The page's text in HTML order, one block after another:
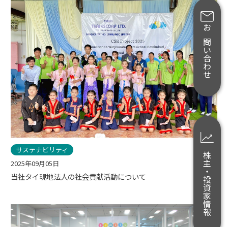
サステナビリティ
2025年09月05日
当社タイ現地法人の社会貢献活動について
お問い合わせ
株主・投資家情報